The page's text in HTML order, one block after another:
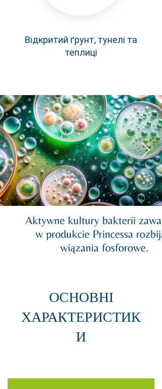
Відкритий ґрунт, тунелі та
теплиці
Aktywne kultury bakterii
w produkcie Princessa
wiązania fosforowe.
ОСНОВНІ
ХАРАКТЕРИСТИК
И